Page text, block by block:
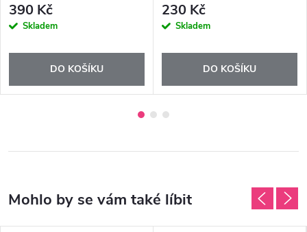
390 Kč
Skladem
DO KOŠÍKU
230 Kč
Skladem
DO KOŠÍKU